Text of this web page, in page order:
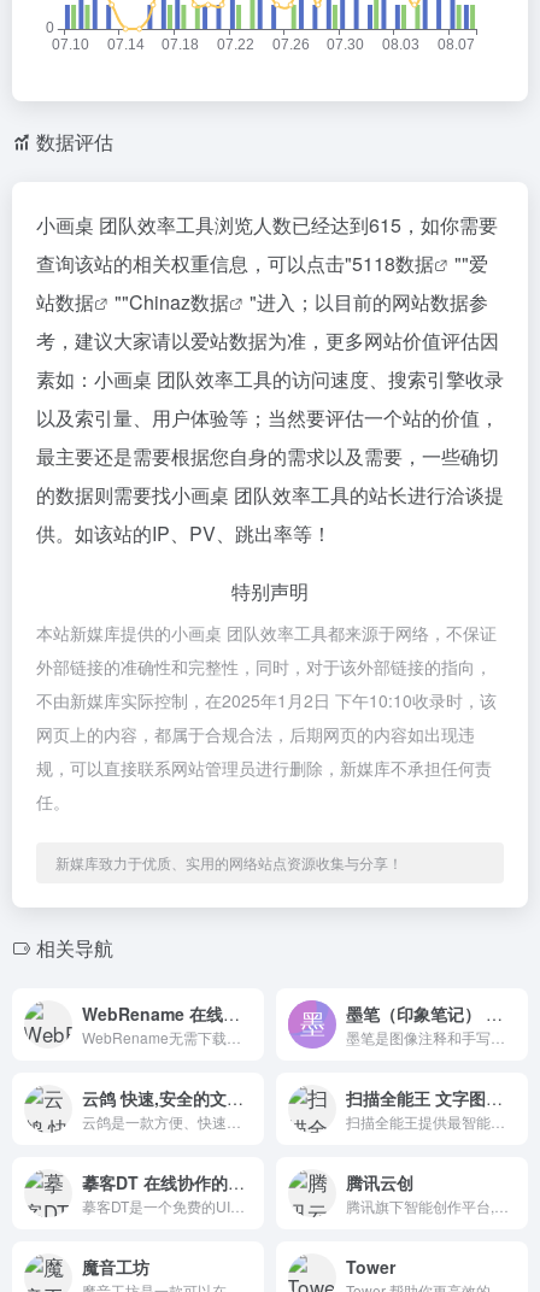
数据评估
小画桌 团队效率工具浏览人数已经达到615，如你需要
查询该站的相关权重信息，可以点击"5118数据 ""爱
站数据
""Chinaz数据
"进入；以目前的网站数据参
考，建议大家请以爱站数据为准，更多网站价值评估因
素如：小画桌 团队效率工具的访问速度、搜索引擎收录
以及索引量、用户体验等；当然要评估一个站的价值，
最主要还是需要根据您自身的需求以及需要，一些确切
的数据则需要找小画桌 团队效率工具的站长进行洽谈提
供。如该站的IP、PV、跳出率等！
特别声明
本站新媒库提供的小画桌 团队效率工具都来源于网络，不保证
外部链接的准确性和完整性，同时，对于该外部链接的指向，
不由新媒库实际控制，在2025年1月2日 下午10:10收录时，该
网页上的内容，都属于合规合法，后期网页的内容如出现违
规，可以直接联系网站管理员进行删除，新媒库不承担任何责
任。
新媒库致力于优质、实用的网络站点资源收集与分享！
相关导航
WebRename 在线文件批量重命名工具 墨笔（印象笔记） 图片标注和手写工具
云鸽 快速,安全的文件传输助手 扫描全能王 文字图片扫描识别
摹客DT 在线协作的UI设计工具 腾讯云创
魔音工坊 Tower